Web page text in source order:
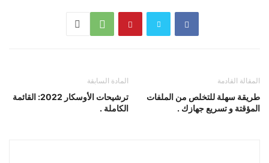
المادة السابقة
ترشيحات الأوسكار 2022: القائمة
الكاملة .
المقالة القادمة
طريقة سهلة للتخلص من الملفات
المؤقتة و تسريع جهازك .